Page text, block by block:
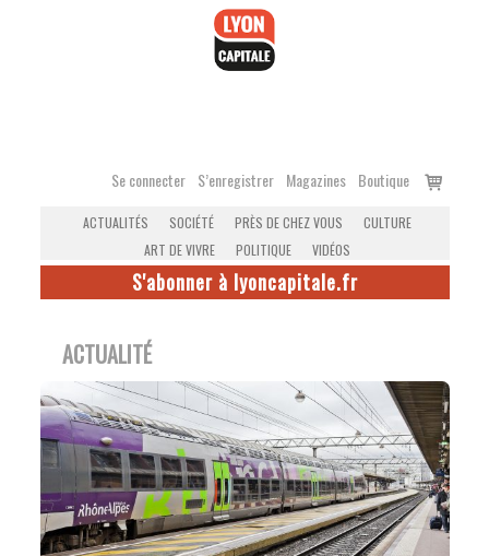
Se connecter S’enregistrer Magazines Boutique
Voir
ACTUALITÉS SOCIÉTÉ PRÈS DE CHEZ VOUS
CULTURE
ART DE VIVRE
POLITIQUE VIDÉOS
S'abonner à lyoncapitale.fr
ACTUALITÉ